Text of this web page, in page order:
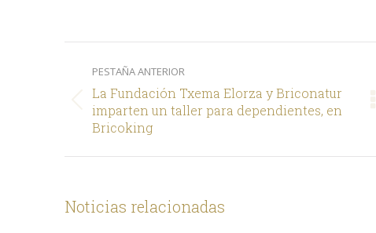
X
entre
comentarios
PESTAÑA ANTERIOR
Pestaña
anterior
La Fundación Txema Elorza y Briconatur
imparten un taller para dependientes, en
Bricoking
Noticias relacionadas